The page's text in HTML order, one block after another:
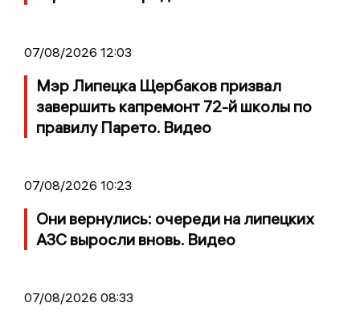
07/08/2026 12:03
Мэр Липецка Щербаков призвал
завершить капремонт 72-й школы по
правилу Парето. Видео
07/08/2026 10:23
Они вернулись: очереди на липецких
АЗС выросли вновь. Видео
07/08/2026 08:33